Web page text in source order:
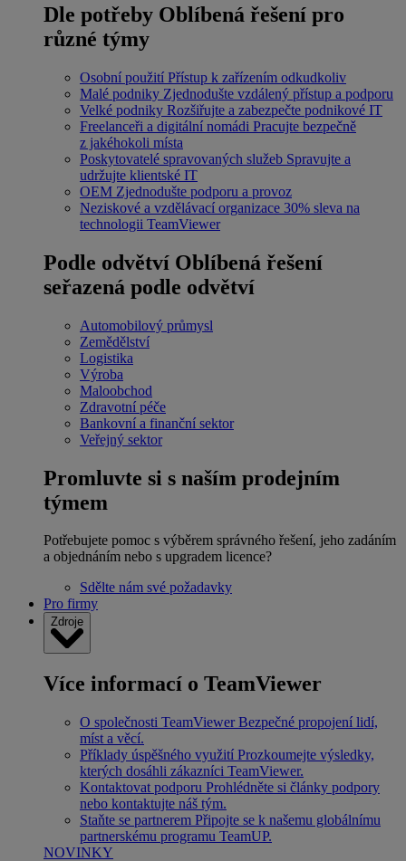
Dle potřeby Oblíbená řešení pro
různé týmy
Osobní použití Přístup k zařízením odkudkoliv
Malé podniky Zjednodušte vzdálený přístup a podporu
Velké podniky Rozšiřujte a zabezpečte podnikové IT
Freelanceři a digitální nomádi Pracujte bezpečně
z jakéhokoli místa
Poskytovatelé spravovaných služeb Spravujte a
udržujte klientské IT
OEM Zjednodušte podporu a provoz
Neziskové a vzdělávací organizace 30% sleva na
technologii TeamViewer
Podle odvětví Oblíbená řešení
seřazená podle odvětví
Automobilový průmysl
Zemědělství
Logistika
Výroba
Maloobchod
Zdravotní péče
Bankovní a finanční sektor
Veřejný sektor
Promluvte si s naším prodejním
týmem
Potřebujete pomoc s výběrem správného řešení, jeho zadáním
a objednáním nebo s upgradem licence?
Sdělte nám své požadavky
Pro firmy
Zdroje
Více informací o TeamViewer
O společnosti TeamViewer Bezpečné propojení lidí,
míst a věcí.
Příklady úspěšného využití Prozkoumejte výsledky,
kterých dosáhli zákazníci TeamViewer.
Kontaktovat podporu Prohlédněte si články podpory
nebo kontaktujte náš tým.
Staňte se partnerem Připojte se k našemu globálnímu
partnerskému programu TeamUP.
NOVINKY